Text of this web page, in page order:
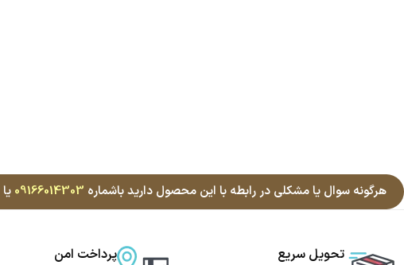
هرگونه سوال یا مشکلی در رابطه با این محصول دارید باشماره 09166014303 یا
تحویل سریع پرداخت امن